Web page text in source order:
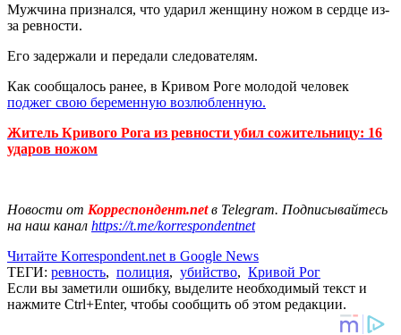
Мужчина признался, что ударил женщину ножом в сердце из-
за ревности.
Его задержали и передали следователям.
Как сообщалось ранее, в Кривом Роге молодой человек
поджег свою беременную возлюбленную.
Житель Кривого Рога из ревности убил сожительницу: 16
ударов ножом
Новости от Корреспондент.netв Telegram. Подписывайтесь
на наш канал https://t.me/korrespondentnet
Читайте Korrespondent.net в Google News
ТЕГИ: ревность, полиция, убийство, Кривой Рог
Если вы заметили ошибку, выделите необходимый текст и
нажмите Ctrl+Enter, чтобы сообщить об этом редакции.